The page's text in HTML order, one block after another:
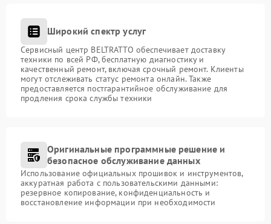
Широкий спектр услуг
Сервисный центр BELTRATTO обеспечивает доставку
техники по всей РФ, бесплатную диагностику и
качественный ремонт, включая срочный ремонт. Клиенты
могут отслеживать статус ремонта онлайн. Также
предоставляется постгарантийное обслуживание для
продления срока службы техники
Оригинальные программные решение и
безопасное обслуживание данных
Использование официальных прошивок и инструментов,
аккуратная работа с пользовательскими данными:
резервное копирование, конфиденциальность и
восстановление информации при необходимости